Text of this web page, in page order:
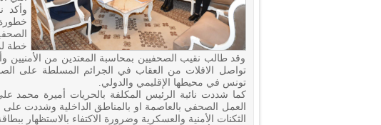
وأكد
خطة
وقد طالب نقيب الصحفيين بمحاسبة المعتدين من الأمنيين
تواصل الافلات من العقاب في الجرائم المسلطة على
تونس في محيطها الإقليمي والدولي.
كما شددت نائبة الرئيس المكلفة بالحريات أميرة محمد
العمل الصحفي بالعاصمة او بالمناطق الداخلية وشددت
الثكنات الأمنية والعسكرية وضرورة الاكتفاء بالاستظهار